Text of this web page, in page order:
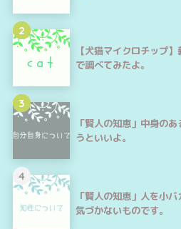
2
【犬猫マイクロチップ
で調べてみたよ。
3
「賢人の知恵」中身の
うといいよ。
4
「賢人の知恵」人を小
気づかないものです。